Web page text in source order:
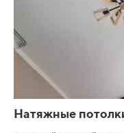
Натяжные